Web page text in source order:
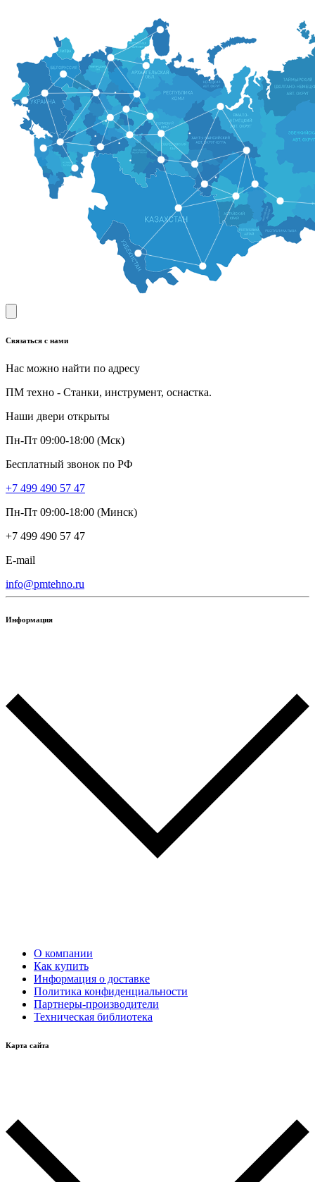
Связаться с нами
Нас можно найти по адресу
ПМ техно - Станки, инструмент, оснастка.
Наши двери открыты
Пн-Пт 09:00-18:00 (Мск)
Бесплатный звонок по РФ
+7 499 490 57 47
Пн-Пт 09:00-18:00 (Минск)
+7 499 490 57 47
E-mail
info@pmtehno.ru
Информация
О компании
Как купить
Информация о доставке
Политика конфиденциальности
Партнеры-производители
Техническая библиотека
Карта сайта